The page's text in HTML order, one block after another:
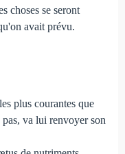
choses se seront
avait prévu.
plus courantes que
va lui renvoyer son